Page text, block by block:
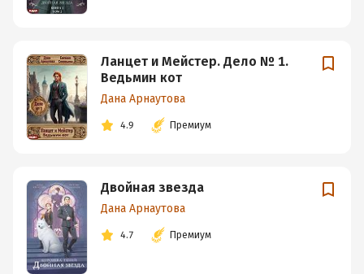
Ланцет и Мейстер. Дело № 1.
Ведьмин кот
Дана Арнаутова
4.9 Премиум
Двойная звезда
Дана Арнаутова
4.7 Премиум